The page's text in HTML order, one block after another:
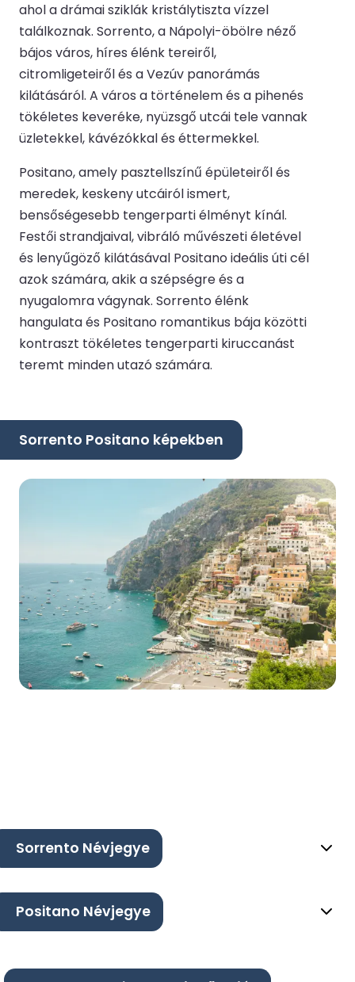
ahol a drámai sziklák kristálytiszta vízzel
találkoznak. Sorrento, a Nápolyi-öbölre néző
bájos város, híres élénk tereiről,
citromligeteiről és a Vezúv panorámás
kilátásáról. A város a történelem és a pihenés
tökéletes keveréke, nyüzsgő utcái tele vannak
üzletekkel, kávézókkal és éttermekkel.
Positano, amely pasztellszínű épületeiről és
meredek, keskeny utcáiról ismert,
bensőségesebb tengerparti élményt kínál.
Festői strandjaival, vibráló művészeti életével
és lenyűgöző kilátásával Positano ideális úti cél
azok számára, akik a szépségre és a
nyugalomra vágynak. Sorrento élénk
hangulata és Positano romantikus bája közötti
kontraszt tökéletes tengerparti kiruccanást
teremt minden utazó számára.
Sorrento Positano képekben
Sorrento Névjegye
Positano Névjegye